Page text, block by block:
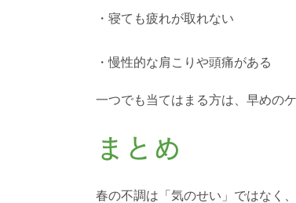
・寝ても疲れが取れない
・慢性的な肩こりや頭痛がある
一つでも当てはまる方は、早めの
まとめ
春の不調は「気のせい」ではなく